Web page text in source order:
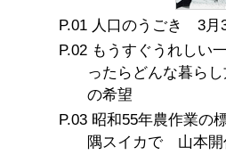
人口のうごき 3月
もうすぐうれし
ったらどんな暮ら
の希望
昭和55年農作業の
隅スイカで 山本開